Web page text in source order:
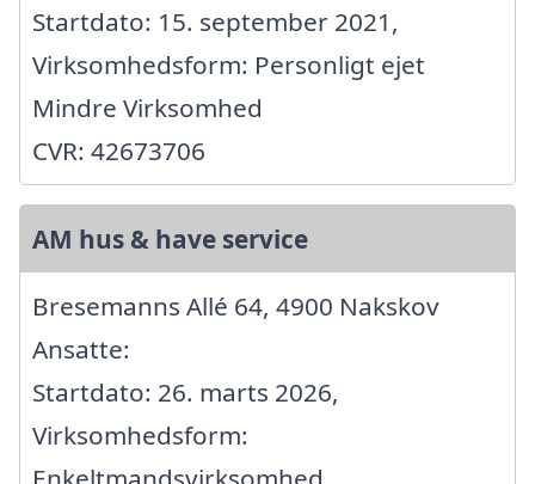
Startdato: 15. september 2021,
Virksomhedsform: Personligt ejet
Mindre Virksomhed
CVR: 42673706
AM hus & have service
Bresemanns Allé 64, 4900 Nakskov
Ansatte:
Startdato: 26. marts 2026,
Virksomhedsform: